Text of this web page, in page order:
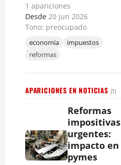
1 apariciones
Desde 20 jun 2026
Tono: preocupado
economía
impuestos
reformas
APARICIONES EN NOTICIAS (1)
Reformas
impositivas
urgentes:
impacto en
pymes